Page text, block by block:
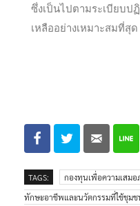
ซึ่งเป็นไปตามระเบียบ
เหลืออย่างเหมาะสมที่สุด
TAGS: กองทุนเพื่อความเสม
ทักษะอาชีพและนวัตกรรมที่ใช้ชุมช